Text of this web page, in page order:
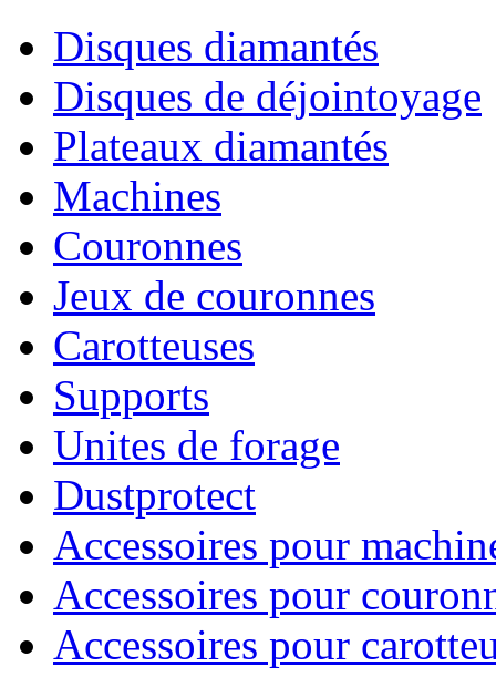
Disques diamantés
Disques de déjointoyage
Plateaux diamantés
Machines
Couronnes
Jeux de couronnes
Carotteuses
Supports
Unites de forage
Dustprotect
Accessoires pour
Accessoires pour
Accessoires pour